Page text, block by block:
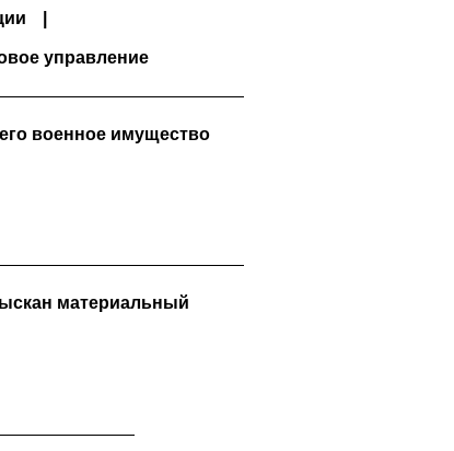
управление
военное имущество
материальный